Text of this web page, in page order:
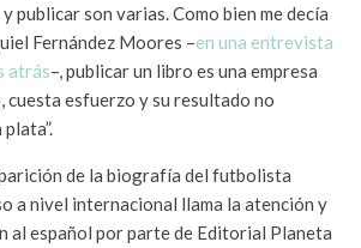
publicar son varias. Como bien me decía
Fernández Moores –en una entrevista
atrás–, publicar un libro es una empresa
cuesta esfuerzo y su resultado no
de la biografía del futbolista
a nivel internacional llama la atención y
al español por parte de Editorial Planeta